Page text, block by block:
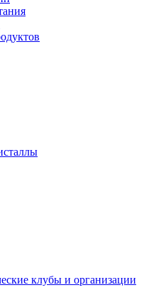
клубы и организации